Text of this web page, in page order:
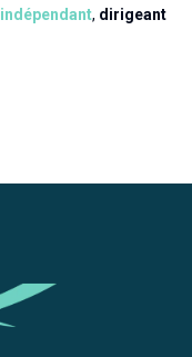
indépendant, dirigeant